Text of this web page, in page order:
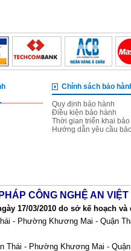
Chính sách bảo
Quy định bảo hành
Điều kiện bảo hành
Thời gian triển khai bảo
Hướng dẫn yêu cầu
CÔNG NGHỆ AN VIỆT
17/03/2010 do sở kế hoạch
- Phường Khương Mai - Quận
Thái - Phường Khương Mai -